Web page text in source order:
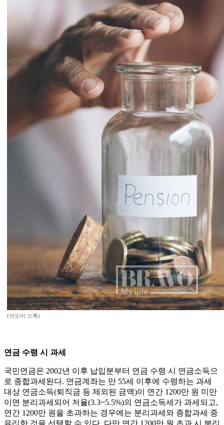
(어도비 스톡)
연금 수령 시 과세
국민연금은 2002년 이후 납입분부터 연금 수령 시 연금소득으
로 종합과세된다. 연금계좌는 만 55세 이후에 수령하는 과세
대상 연금소득(퇴직금 등 제외된 금액)이 연간 1200만 원 미만
이면 분리과세되어 저율(3.3~5.5%)의 연금소득세가 과세되고,
연간 1200만 원을 초과하는 경우에는 분리과세와 종합과세 중